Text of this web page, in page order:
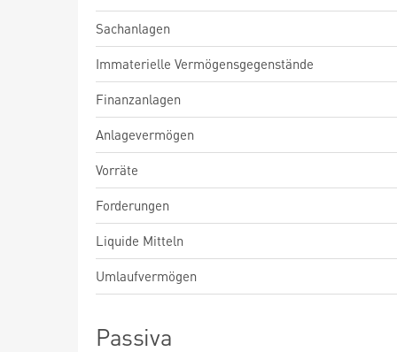
Sachanlagen
Immaterielle Vermögensgegenstände
Finanzanlagen
Anlagevermögen
Vorräte
Forderungen
Liquide Mitteln
Umlaufvermögen
Passiva